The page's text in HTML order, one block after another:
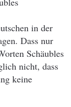
in der
Dass nur
Schäubles
nicht, dass
keine